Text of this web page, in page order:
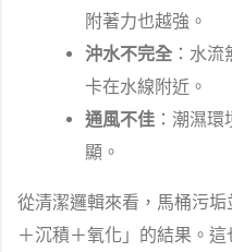
附著力也越強。
沖水不完全 ：水
卡在水線附近。
通風不佳 ：潮濕
顯。
從清潔邏輯來看，馬桶污
＋沉積＋氧化」的結果。